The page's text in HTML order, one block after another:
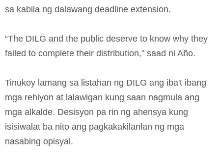
sa kabila ng dalawang deadline extension.
“The DILG and the public deserve to know why they
failed to complete their distribution,” saad ni Año.
Tinukoy lamang sa listahan ng DILG ang iba't ibang
mga rehiyon at lalawigan kung saan nagmula ang
mga alkalde. Desisyon pa rin ng ahensya kung
isisiwalat ba nito ang pagkakakilanlan ng mga
nasabing opisyal.